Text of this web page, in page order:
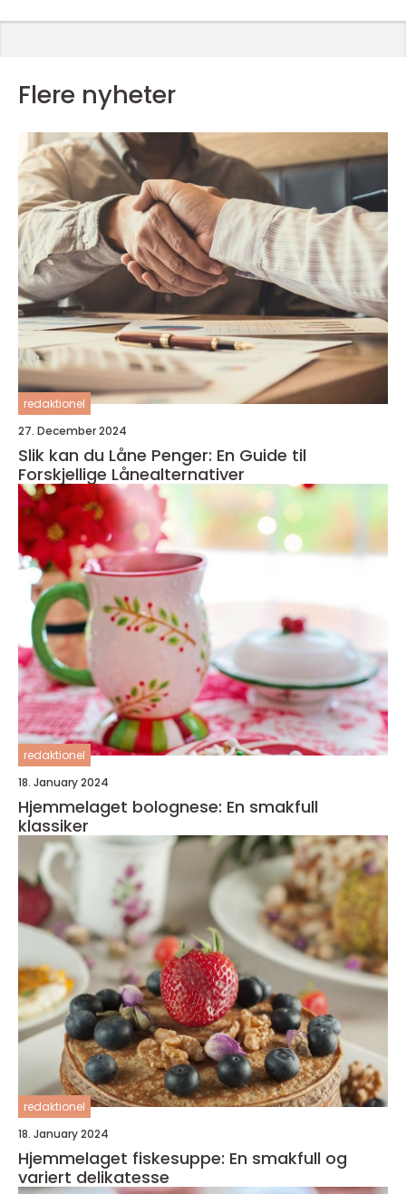
Flere nyheter
redaktionel
27. December 2024
Slik kan du Låne Penger: En Guide til
Forskjellige Lånealternativer
redaktionel
18. January 2024
Hjemmelaget bolognese: En smakfull
klassiker
redaktionel
18. January 2024
Hjemmelaget fiskesuppe: En smakfull og
variert delikatesse